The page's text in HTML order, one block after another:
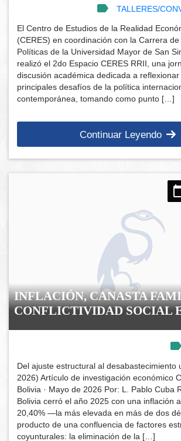
TALLERES/
El Centro de Estudios de la Realidad
(CERES) en coordinación con la Carrera
Políticas de la Universidad Mayor de San
realizó el 2do Espacio CERES RRII, una
discusión académica dedicada a
principales desafíos de la política
contemporánea, tomando como punto […]
Continuar Leyendo
INFLACIÓN, CANASTA
CONFLICTIVIDAD SOCIAL
Del ajuste estructural al desabastecimiento
2026) Artículo de investigación económico
Bolivia · Mayo de 2026 Por: L. Pablo Cuba
Bolivia cerró el año 2025 con una inflación
20,40% —la más elevada en más de dos
producto de una confluencia de factores
coyunturales: la eliminación de la […]